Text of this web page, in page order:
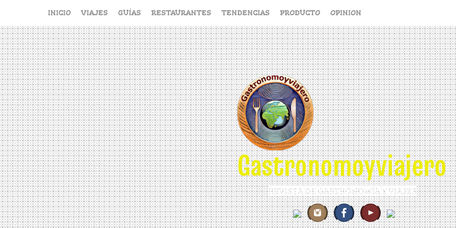
contenido
INICIO VIAJES GUÍAS RESTAURANTES TENDENCIAS PRODUCTO OPINION
Gastronomoyviajero
REVISTA DE GASTRONOMÍA Y VIAJES